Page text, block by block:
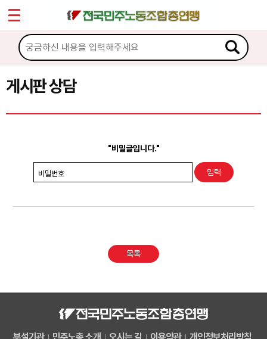
게시판 상담
"비밀글입니다."
비밀번호
목록
마이페이지
소개
소식
노동상담
권리찾기수첩 검색
찾아보기
Sketchbook5, 스케치북5
Sketchbook5, 스케치북5